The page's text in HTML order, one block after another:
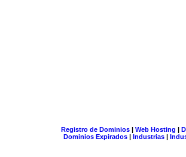
Registro de Dominios| Web Hosting |
Dominios Expirados | Industrias |